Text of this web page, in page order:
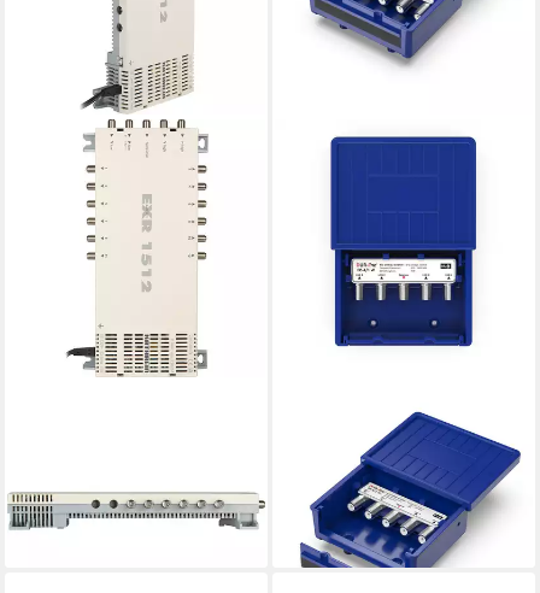
ab 181,99 €
lieferbar - in 2-3 Werktagen bei dir
SAT-Multischalter DUR-line
DS 4-1 W - DiSEqC-Schalter
mit Wetterschutz
ab 9,19 €
lieferbar - in 2-3 Werktagen bei dir